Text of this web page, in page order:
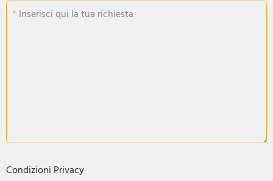
Inserisci qui la tua richiesta
Condizioni Privacy